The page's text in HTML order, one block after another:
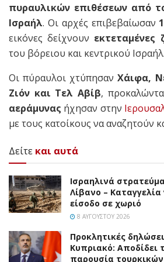
πυραυλικών επιθέσεων από
Ισραήλ. Οι αρχές επιβεβαίωσαν
εικόνες δείχνουν εκτεταμένες
του βόρειου και κεντρικού Ισραήλ.
Οι πύραυλοι χτύπησανΧάιφα,
Ζιόν και Τελ Αβίβ,
αεράμυνας ήχησαν στην
με τους κατοίκους να αναζητούν
Δείτε και αυτά
Ισραηλινά
Λίβανο – Καταγγελία
είσοδο σε χωριό
8 ΑΥΓΟΎΣΤΟΥ 2026
Προκλητικές
Κυπριακό: Αποδίδει
παρουσία